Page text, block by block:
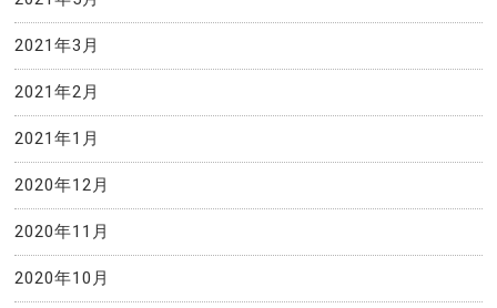
2021年3月
2021年2月
2021年1月
2020年12月
2020年11月
2020年10月